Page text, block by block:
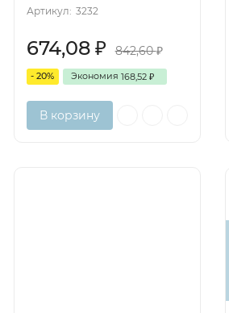
Артикул: 3232
674,08 ₽ 842,60₽
- 20% Экономия 168,52 ₽
В корзину